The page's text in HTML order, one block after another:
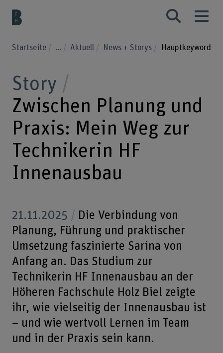
Startseite ... Aktuell News + Storys Hauptkeyword
Story
Zwischen Planung und
Praxis: Mein Weg zur
Technikerin HF
Innenausbau
21.11.2025
Die Verbindung von
Planung, Führung und praktischer
Umsetzung faszinierte Sarina von
Anfang an. Das Studium zur
Technikerin HF Innenausbau an der
Höheren Fachschule Holz Biel zeigte
ihr, wie vielseitig der Innenausbau ist
– und wie wertvoll Lernen im Team
und in der Praxis sein kann.